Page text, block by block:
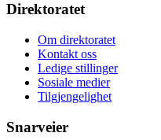
Direktoratet
Om direktoratet
Kontakt oss
Ledige stillinger
Sosiale medier
Tilgjengelighet
Snarveier